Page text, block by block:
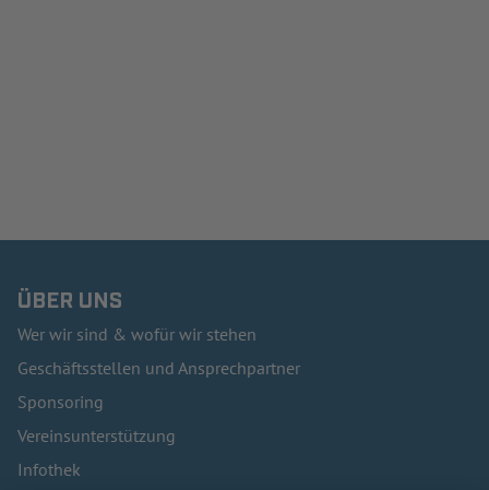
ÜBER UNS
Wer wir sind & wofür wir stehen
Geschäftsstellen und Ansprechpartner
Sponsoring
Vereinsunterstützung
Infothek